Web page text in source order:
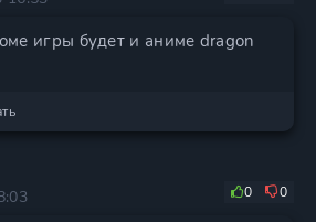
игры будет и аниме dragon
0 0